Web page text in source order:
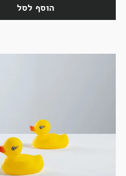
הוסף לסל